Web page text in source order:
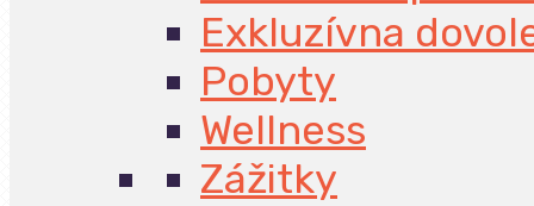
Exkluzívna
Pobyty
Wellness
Zážitky